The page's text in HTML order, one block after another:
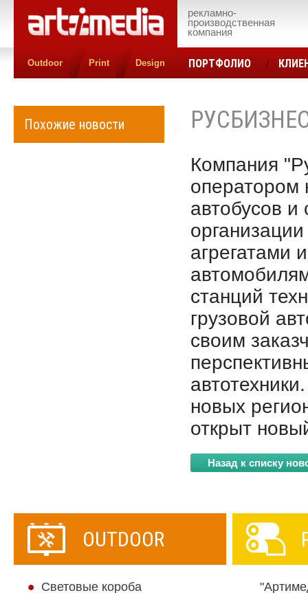
рекламно-
производственная
компания
Outdoor Print Design ПОРТФОЛИО
Похожие новости
Компания
оператором
автобусов и
агрегатами
станций
грузовой
своим
новых
открыт
Назад к списку
OUTDOOR
Cветовые короба